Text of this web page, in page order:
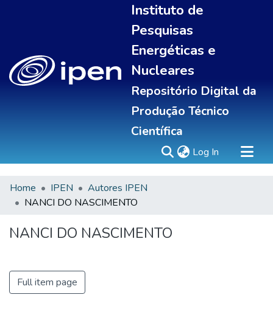
Instituto de
Pesquisas
Energéticas e
Nucleares
Repositório Digital da
Produção Técnico
Científica
Log In (current)
Sobre
All of DSpace
Home IPEN
Autores IPEN
NANCI DO NASCIMENTO
NANCI DO NASCIMENTO
Full item page